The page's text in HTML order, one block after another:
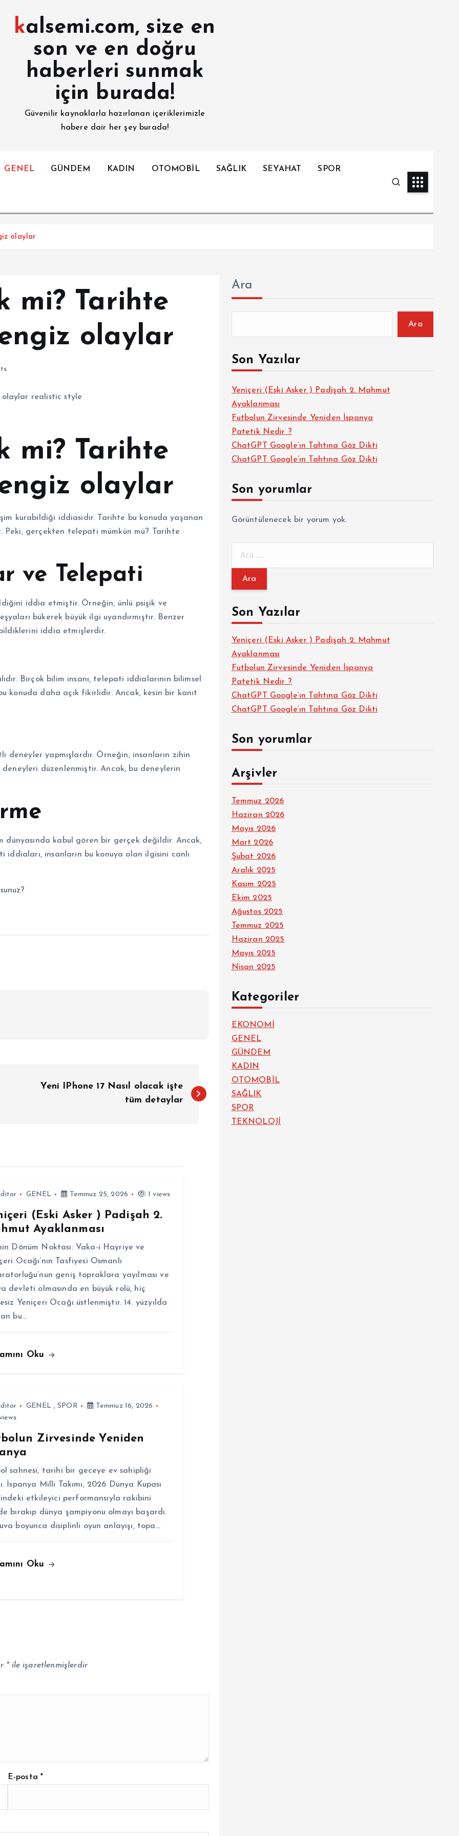
kalsemi.com, size en
son ve en doğru
haberleri sunmak
için burada!
Güvenilir kaynaklarla hazırlanan içeriklerimizle
habere dair her şey burada!
GENEL GÜNDEM KADIN OTOMOBİL SAĞLIK SEYAHAT SPOR
olaylar
mi? Tarihte
olaylar
mi? Tarihte
olaylar
kurabildiği iddiasıdır. Tarihte bu konuda yaşanan
Peki, gerçekten telepati mümkün mü? Tarihte
ve Telepati
iddia etmiştir. Örneğin, ünlü psişik ve
bükerek büyük ilgi uyandırmıştır. Benzer
iddia etmişlerdir.
Birçok bilim insanı, telepati iddialarının bilimsel
konuda daha açık fikirlidir. Ancak, kesin bir kanıt
yapmışlardır. Örneğin, insanların zihin
düzenlenmiştir. Ancak, bu deneylerin
dünyasında kabul gören bir gerçek değildir. Ancak,
insanların bu konuya olan ilgisini canlı
Yeni IPhone 17 Nasıl olacak işte
tüm detaylar
GENEL Temmuz 25, 2026 1 views
(Eski Asker ) Padişah 2.
Ayaklanması
Dönüm Noktası: Vaka-i Hayriye ve
Ocağı’nın Tasfiyesi Osmanlı
geniş topraklara yayılması ve
devleti olmasında en büyük rolü, hiç
Yeniçeri Ocağı üstlenmiştir. 14. yüzyılda
bu…
Oku
GENEL ,SPOR
Temmuz 16, 2026
Zirvesinde Yeniden
sahnesi, tarihi bir geceye ev sahipliği
İspanya Milli Takımı, 2026 Dünya Kupası
etkileyici performansıyla rakibini
bırakıp dünya şampiyonu olmayı başardı.
boyunca disiplinli oyun anlayışı, topa…
Oku
*ile işaretlenmişlerdir
E-posta*
Ara
Ara
Son Yazılar
Yeniçeri (Eski Asker ) Padişah 2. Mahmut
Ayaklanması
Futbolun Zirvesinde Yeniden İspanya
Patetik Nedir ?
ChatGPT Google’ın Tahtına Göz Dikti
ChatGPT Google’ın Tahtına Göz Dikti
Son yorumlar
Görüntülenecek bir yorum yok.
m
:Son Yazılar
Yeniçeri (Eski Asker ) Padişah 2. Mahmut
Ayaklanması
Futbolun Zirvesinde Yeniden İspanya
Patetik Nedir ?
ChatGPT Google’ın Tahtına Göz Dikti
ChatGPT Google’ın Tahtına Göz Dikti
Son yorumlar
Arşivler
Temmuz 2026
Haziran 2026
Mayıs 2026
Mart 2026
Şubat 2026
Aralık 2025
Kasım 2025
Ekim 2025
Ağustos 2025
Temmuz 2025
Haziran 2025
Mayıs 2025
Nisan 2025
Kategoriler
EKONOMİ
GENEL
GÜNDEM
KADIN
OTOMOBİL
SAĞLIK
SPOR
TEKNOLOJİ